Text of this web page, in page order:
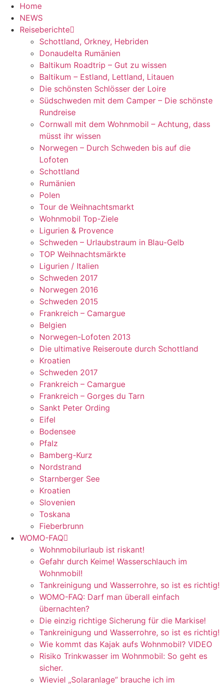
Home
NEWS
Reiseberichte
Schottland, Orkney, Hebriden
Donaudelta Rumänien
Baltikum Roadtrip – Gut zu wissen
Baltikum – Estland, Lettland, Litauen
Die schönsten Schlösser der Loire
Südschweden mit dem Camper – Die schönste
Rundreise
Cornwall mit dem Wohnmobil – Achtung, dass
müsst ihr wissen
Norwegen – Durch Schweden bis auf die
Lofoten
Schottland
Rumänien
Polen
Tour de Weihnachtsmarkt
Wohnmobil Top-Ziele
Ligurien & Provence
Schweden – Urlaubstraum in Blau-Gelb
TOP Weihnachtsmärkte
Ligurien / Italien
Schweden 2017
Norwegen 2016
Schweden 2015
Frankreich – Camargue
Belgien
Norwegen-Lofoten 2013
Die ultimative Reiseroute durch Schottland
Kroatien
Schweden 2017
Frankreich – Camargue
Frankreich – Gorges du Tarn
Sankt Peter Ording
Eifel
Bodensee
Pfalz
Bamberg-Kurz
Nordstrand
Starnberger See
Kroatien
Slovenien
Toskana
Fieberbrunn
WOMO-FAQ
Wohnmobilurlaub ist riskant!
Gefahr durch Keime! Wasserschlauch im
Wohnmobil!
Tankreinigung und Wasserrohre, so ist es richtig!
WOMO-FAQ: Darf man überall einfach
übernachten?
Die einzig richtige Sicherung für die Markise!
Tankreinigung und Wasserrohre, so ist es richtig!
Wie kommt das Kajak aufs Wohnmobil? VIDEO
Risiko Trinkwasser im Wohnmobil: So geht es
sicher.
Wieviel „Solaranlage“ brauche ich im